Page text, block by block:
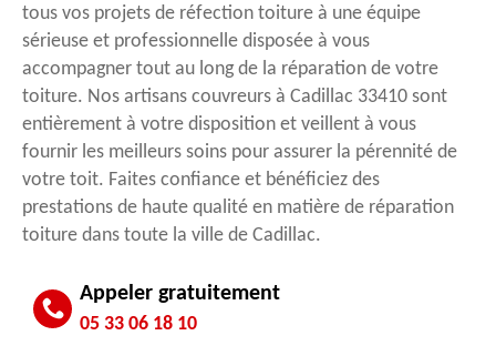
tous vos projets de réfection toiture à une équipe
sérieuse et professionnelle disposée à vous
accompagner tout au long de la réparation de votre
toiture. Nos artisans couvreurs à Cadillac 33410 sont
entièrement à votre disposition et veillent à vous
fournir les meilleurs soins pour assurer la pérennité de
votre toit. Faites confiance et bénéficiez des
prestations de haute qualité en matière de réparation
toiture dans toute la ville de Cadillac.
Appeler gratuitement
05 33 06 18 10